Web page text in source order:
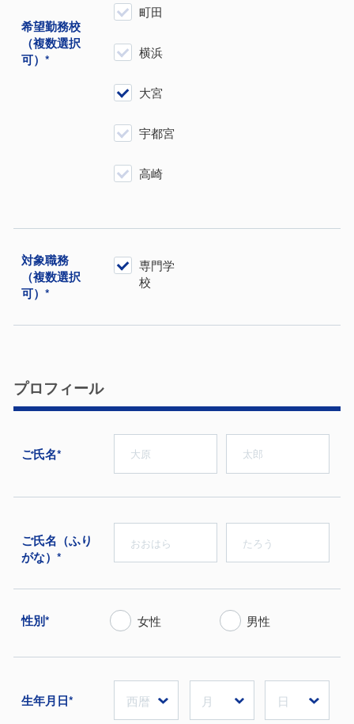
希望勤務校
（複数選択
可）*
町田
横浜
大宮
宇都宮
高崎
対象職務
（複数選択
可）*
専門学
校
プロフィール
ご⽒名*
ご⽒名（ふり
がな）*
性別* 女性 男性
生年月日*